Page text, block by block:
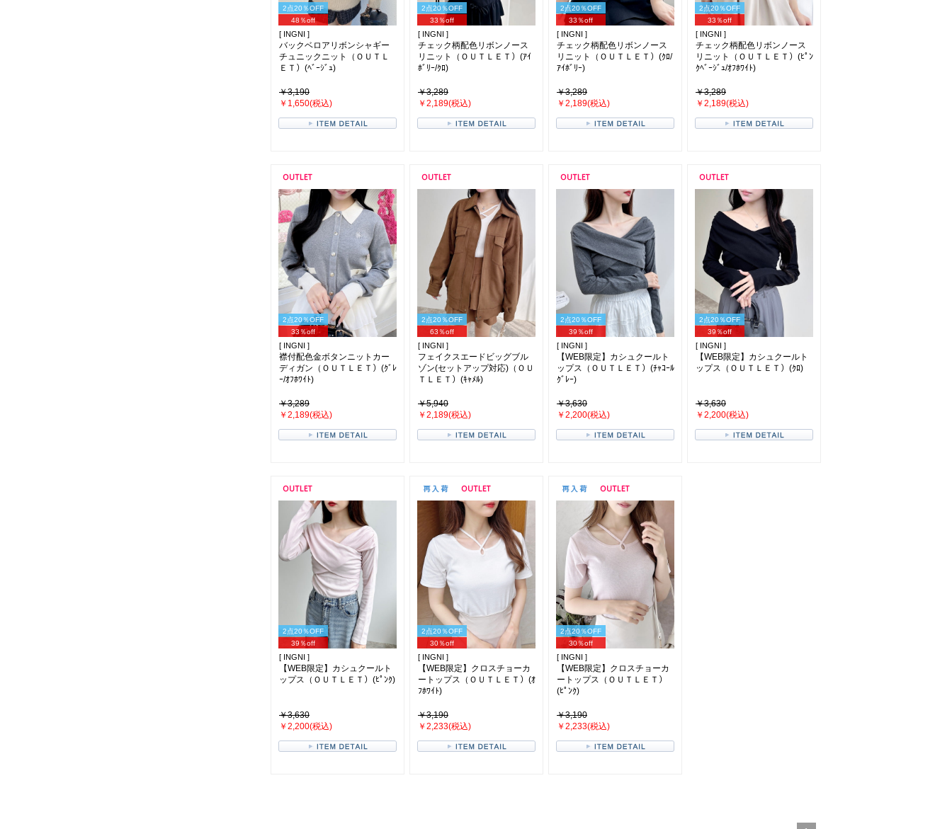
2点20％OFF
48％off
[ INGNI ]
バックベロアリボンシャギー
チュニックニット（ＯＵＴＬ
ＥＴ）(ﾍﾞｰｼﾞｭ)
￥3,190
￥1,650(税込)
2点20％OFF
33％off
[ INGNI ]
チェック柄配色リボンノース
リニット（ＯＵＴＬＥＴ）(ｱｲ
ﾎﾞﾘｰ/ｸﾛ)
￥3,289
￥2,189(税込)
2点20％OFF
33％off
[ INGNI ]
チェック柄配色リボンノース
リニット（ＯＵＴＬＥＴ）(ｸﾛ/
ｱｲﾎﾞﾘｰ)
￥3,289
￥2,189(税込)
2点20％OFF
33％off
[ INGNI ]
チェック柄配色リボンノース
リニット（ＯＵＴＬＥＴ）(ﾋﾟﾝ
ｸﾍﾞｰｼﾞｭ/ｵﾌﾎﾜｲﾄ)
￥3,289
￥2,189(税込)
2点20％OFF
33％off
[ INGNI ]
襟付配色金ボタンニットカー
ディガン（ＯＵＴＬＥＴ）(ｸﾞﾚ
ｰ/ｵﾌﾎﾜｲﾄ)
￥3,289
￥2,189(税込)
2点20％OFF
63％off
[ INGNI ]
フェイクスエードビッグブル
ゾン(セットアップ対応)（ＯＵ
ＴＬＥＴ）(ｷｬﾒﾙ)
￥5,940
￥2,189(税込)
2点20％OFF
39％off
[ INGNI ]
【WEB限定】カシュクールト
ップス（ＯＵＴＬＥＴ）(ﾁｬｺｰﾙ
ｸﾞﾚｰ)
￥3,630
￥2,200(税込)
2点20％OFF
39％off
[ INGNI ]
【WEB限定】カシュクールト
ップス（ＯＵＴＬＥＴ）(ｸﾛ)
￥3,630
￥2,200(税込)
2点20％OFF
39％off
[ INGNI ]
【WEB限定】カシュクールト
ップス（ＯＵＴＬＥＴ）(ﾋﾟﾝｸ)
￥3,630
￥2,200(税込)
2点20％OFF
30％off
[ INGNI ]
【WEB限定】クロスチョーカ
ートップス（ＯＵＴＬＥＴ）(ｵ
ﾌﾎﾜｲﾄ)
￥3,190
￥2,233(税込)
2点20％OFF
30％off
[ INGNI ]
【WEB限定】クロスチョーカ
ートップス（ＯＵＴＬＥＴ）
(ﾋﾟﾝｸ)
￥3,190
￥2,233(税込)